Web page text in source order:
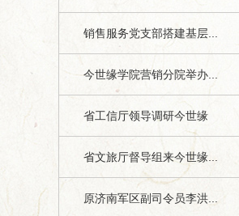
销售服务党支部搭建基层...
今世缘学院营销分院举办...
省工信厅领导调研今世缘
省文旅厅督导组来今世缘...
原济南军区副司令员李洪...